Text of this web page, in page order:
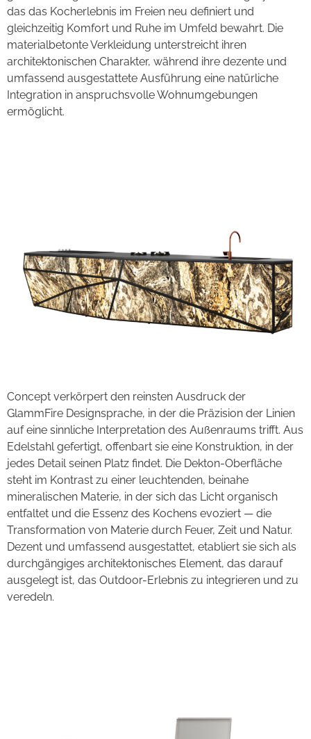
das das Kocherlebnis im Freien neu definiert und
gleichzeitig Komfort und Ruhe im Umfeld bewahrt. Die
materialbetonte Verkleidung unterstreicht ihren
architektonischen Charakter, während ihre dezente und
umfassend ausgestattete Ausführung eine natürliche
Integration in anspruchsvolle Wohnumgebungen
ermöglicht.
Concept verkörpert den reinsten Ausdruck der
GlammFire Designsprache, in der die Präzision der Linien
auf eine sinnliche Interpretation des Außenraums trifft. Aus
Edelstahl gefertigt, offenbart sie eine Konstruktion, in der
jedes Detail seinen Platz findet. Die Dekton-Oberfläche
steht im Kontrast zu einer leuchtenden, beinahe
mineralischen Materie, in der sich das Licht organisch
entfaltet und die Essenz des Kochens evoziert — die
Transformation von Materie durch Feuer, Zeit und Natur.
Dezent und umfassend ausgestattet, etabliert sie sich als
durchgängiges architektonisches Element, das darauf
ausgelegt ist, das Outdoor-Erlebnis zu integrieren und zu
veredeln.